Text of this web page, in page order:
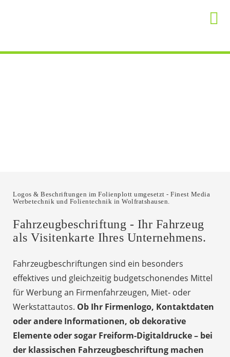
Logos & Beschriftungen im Folienplott umgesetzt - Finest Media
Werbetechnik und Folientechnik in Wolfratshausen.
Fahrzeugbeschriftung - Ihr Fahrzeug
als Visitenkarte Ihres Unternehmens.
Fahrzeugbeschriftungen sind ein besonders
effektives und gleichzeitig budgetschonendes Mittel
für Werbung an Firmenfahrzeugen, Miet- oder
Werkstattautos. Ob Ihr Firmenlogo, Kontaktdaten
oder andere Informationen, ob dekorative
Elemente oder sogar Freiform-Digitaldrucke – bei
der klassischen Fahrzeugbeschriftung machen